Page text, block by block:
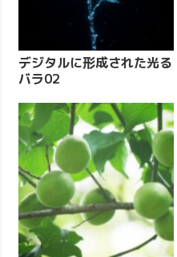
デジタルに形成された光る
バラ02